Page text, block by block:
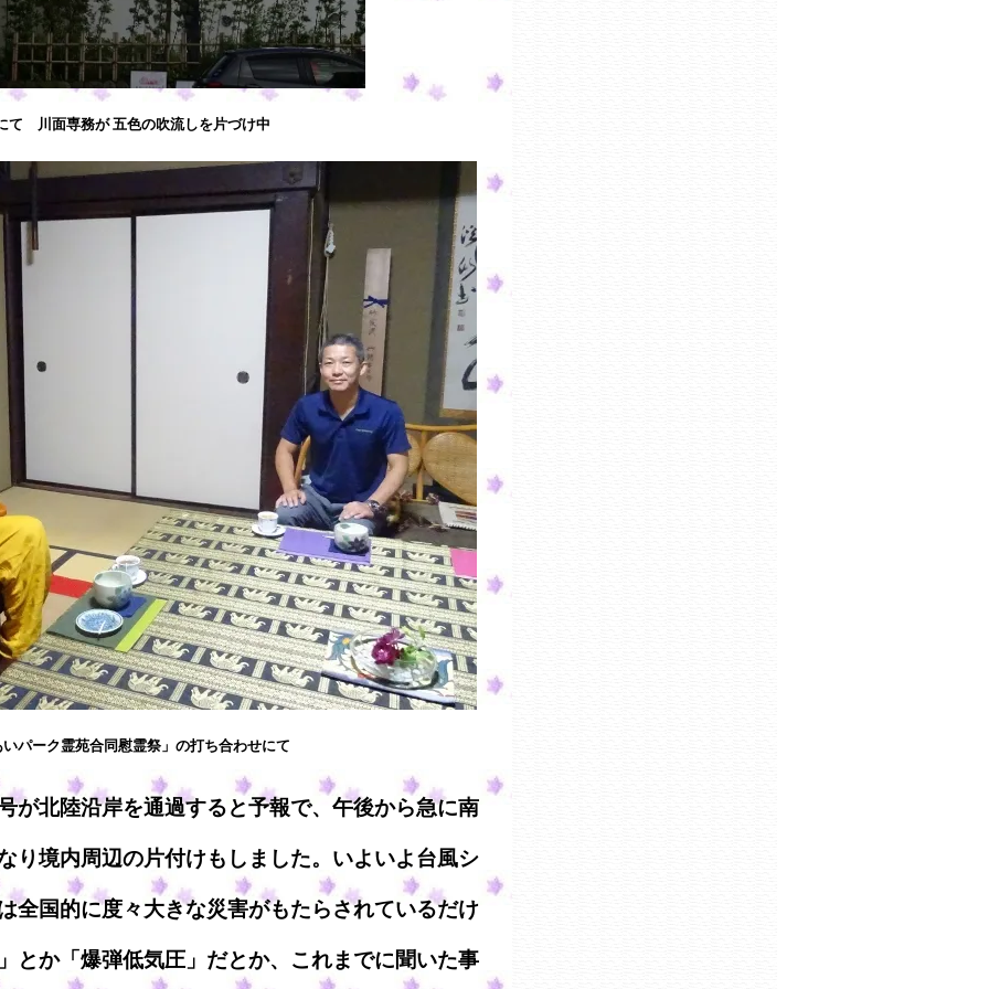
て 川面専務が 五色の吹流しを片づけ中
パーク霊苑合同慰霊祭」の打ち合わせにて
が北陸沿岸を通過すると予報で、午後から急に南
り境内周辺の片付けもしました。いよいよ台風シ
全国的に度々大きな災害がもたらされているだけ
とか「爆弾低気圧」だとか、これまでに聞いた事